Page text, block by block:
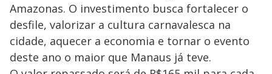
Amazonas. O investimento busca fortalecer o
desfile, valorizar a cultura carnavalesca na
cidade, aquecer a economia e tornar o evento
deste ano o maior que Manaus já teve.